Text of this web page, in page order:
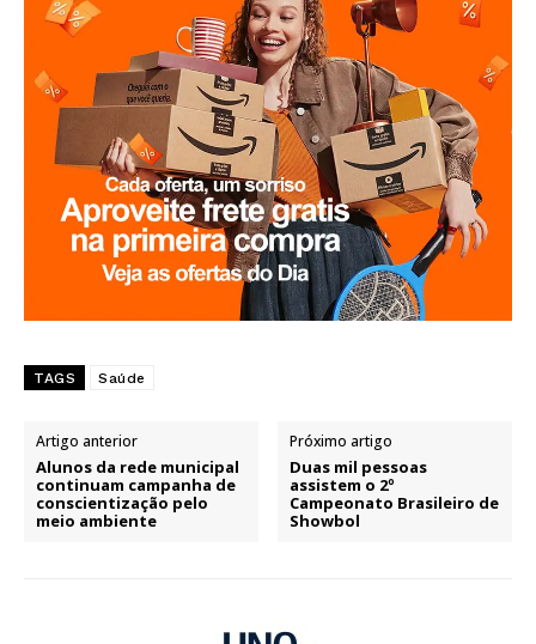
TAGS Saúde
Artigo anterior
Alunos da rede municipal
continuam campanha de
conscientização pelo
meio ambiente
Próximo artigo
Duas mil pessoas
assistem o 2º
Campeonato Brasileiro de
Showbol